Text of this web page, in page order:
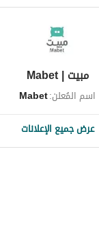
مبيت | Mabet
اسم المُعلن:Mabet
عرض جميع الإعلانات